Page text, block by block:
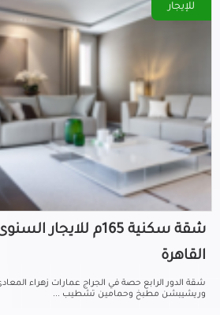
للإيجار
شقة سكنية 165م
القاهرة
شقة الدور الرابع حصة في الجراج عمارات زهراء
وريشيبشن مطبخ وحمامين تشطيب ...